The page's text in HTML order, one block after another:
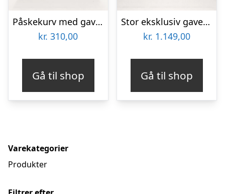
Påskekurv med gaveæske med påskeæg
kr. 310,00
Gå til shop
Stor eksklusiv gavekurv med sølvæg, cava og søde sager
kr. 1.149,00
Gå til shop
Varekategorier
Produkter